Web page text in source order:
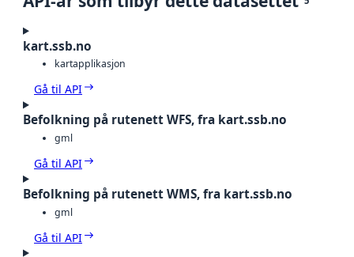
kart.ssb.no
kartapplikasjon
Gå til API
Befolkning på rutenett WFS, fra kart.ssb.no
gml
Gå til API
Befolkning på rutenett WMS, fra kart.ssb.no
gml
Gå til API